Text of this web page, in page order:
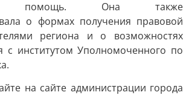
помощь. Она также
о формах получения правовой
региона и о возможностях
с институтом Уполномоченного по
на сайте администрации города